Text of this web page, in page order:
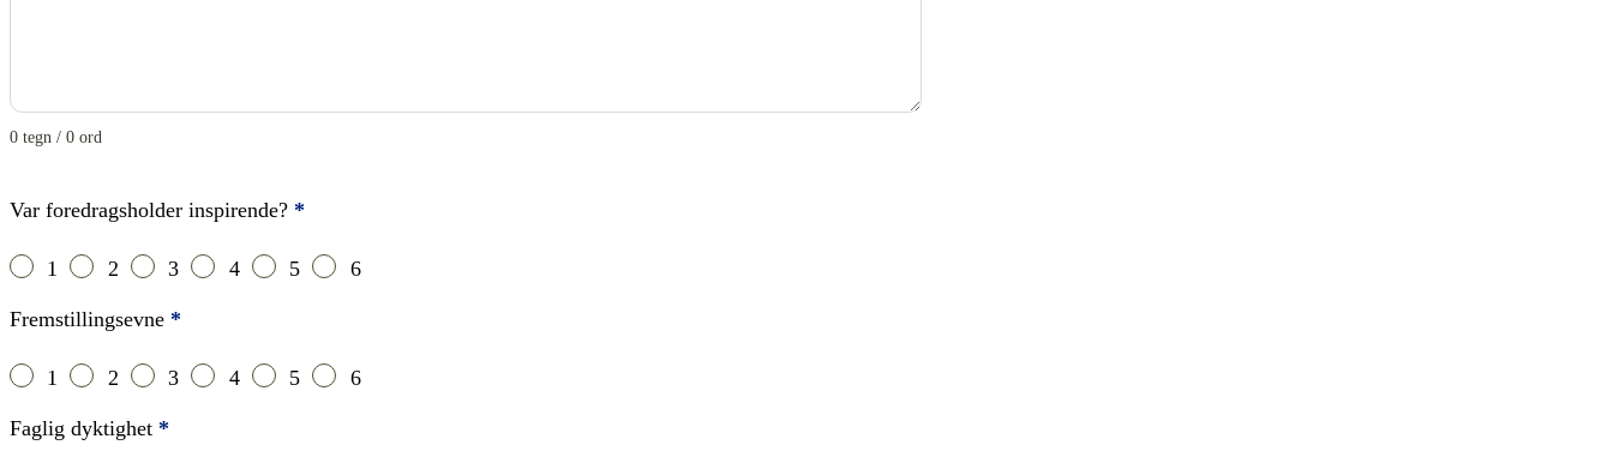
0 tegn / 0 ord
Foredragsholder
Var foredragsholder inspirende? *
1 2 3 4 5 6
Fremstillingsevne *
1 2 3 4 5 6
Faglig dyktighet *